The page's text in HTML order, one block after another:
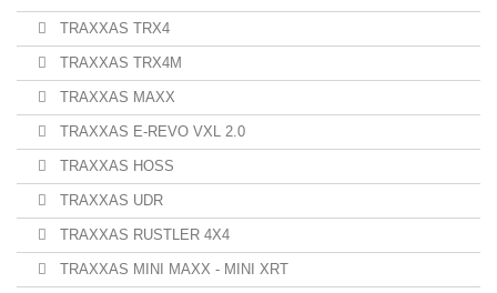
TRAXXAS TRX4
TRAXXAS TRX4M
TRAXXAS MAXX
TRAXXAS E-REVO VXL 2.0
TRAXXAS HOSS
TRAXXAS UDR
TRAXXAS RUSTLER 4X4
TRAXXAS MINI MAXX - MINI XRT